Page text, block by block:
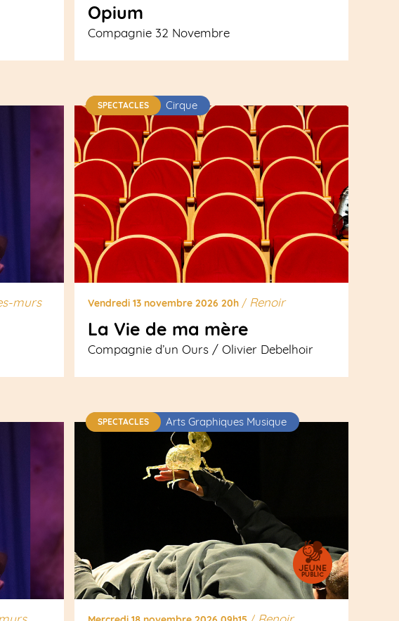
Opium
Compagnie 32 Novembre
murs Vendredi 13 novembre 2026 20h/ Renoir
La Vie de ma mère
Compagnie d’un Ours / Olivier Debelhoir
SPECTACLES Cirque
SPECTACLES Arts Graphiques Musique